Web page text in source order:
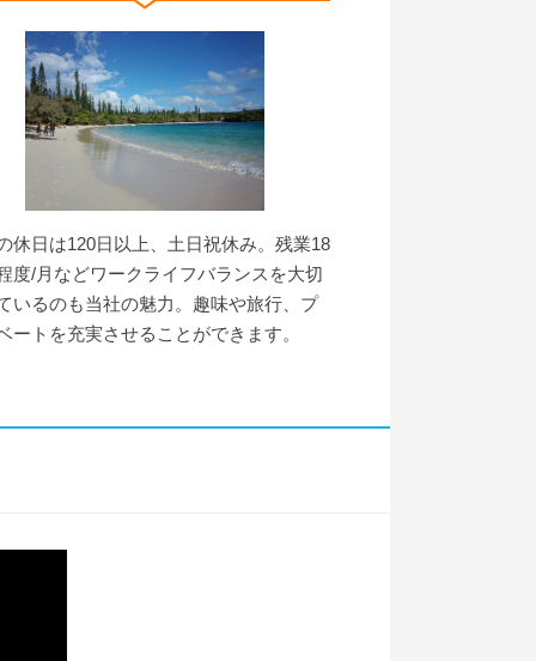
休日は120日以上、土日祝休み。残業18
度/月などワークライフバランスを大切
いるのも当社の魅力。趣味や旅行、プ
ートを充実させることができます。